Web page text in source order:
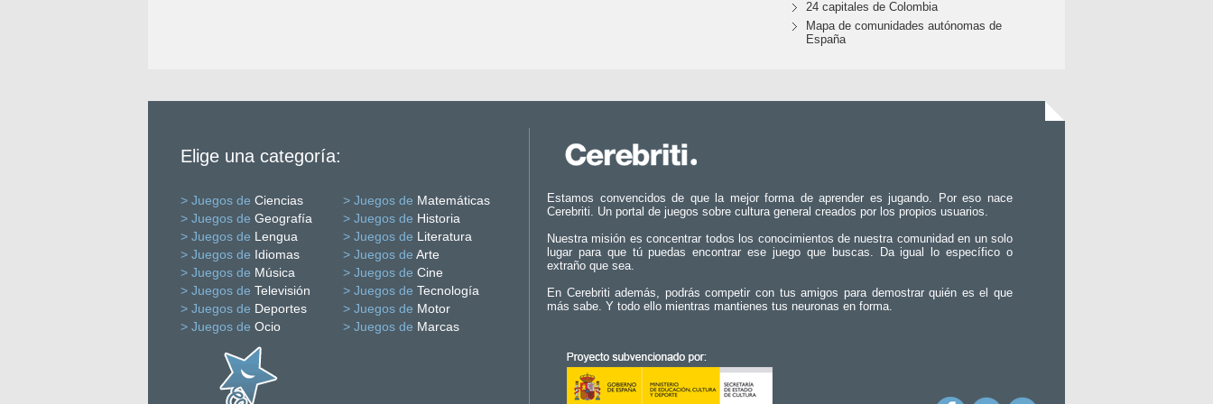
24 capitales de Colombia
Mapa de comunidades autónomas de
España
Elige una categoría:
> Juegos de Ciencias > Juegos de Matemáticas
> Juegos de Geografía > Juegos de Historia
> Juegos de Lengua > Juegos de Literatura
> Juegos de Idiomas > Juegos de Arte
> Juegos de Música > Juegos de Cine
> Juegos de Televisión > Juegos de Tecnología
> Juegos de Deportes > Juegos de Motor
> Juegos de Ocio > Juegos de Marcas
Estamos convencidos de que la mejor forma de aprender es jugando. Por eso nace
Cerebriti. Un portal de juegos sobre cultura general creados por los propios usuarios.
Nuestra misión es concentrar todos los conocimientos de nuestra comunidad en un solo
lugar para que tú puedas encontrar ese juego que buscas. Da igual lo específico o
extraño que sea.
En Cerebriti además, podrás competir con tus amigos para demostrar quién es el que
más sabe. Y todo ello mientras mantienes tus neuronas en forma.